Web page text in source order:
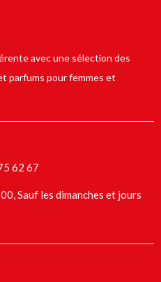
avec une sélection des
parfums pour femmes et
62 67
Sauf les dimanches et jours